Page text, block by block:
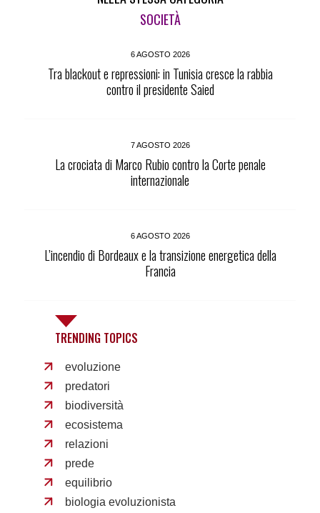
SOCIETÀ
6 AGOSTO 2026
Tra blackout e repressioni: in Tunisia cresce la rabbia
contro il presidente Saied
7 AGOSTO 2026
La crociata di Marco Rubio contro la Corte penale
internazionale
6 AGOSTO 2026
L’incendio di Bordeaux e la transizione energetica della
Francia
TRENDING TOPICS
evoluzione
predatori
biodiversità
ecosistema
relazioni
prede
equilibrio
biologia evoluzionista